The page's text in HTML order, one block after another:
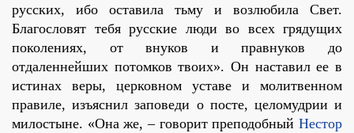
русских, ибо оставила тьму и возлюбила Свет.
Благословят тебя русские люди во всех грядущих
поколениях, от внуков и правнуков до
отдаленнейших потомков твоих». Он наставил ее в
истинах веры, церковном уставе и молитвенном
правиле, изъяснил заповеди о посте, целомудрии и
милостыне. «Она же, – говорит преподобный Нестор